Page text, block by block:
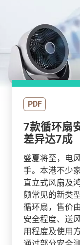
PDF
7款循环扇安全
差异达7成
盛夏将至，电
手。本港不少
直立式风扇及
颇常见的新类
循环扇，售价
安全程度、送
用程度及使用